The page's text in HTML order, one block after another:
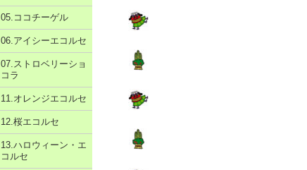
05.ココチーゲル
06.アイシーエコルセ
07.ストロベリーショ
コラ
11.オレンジエコルセ
12.桜エコルセ
13.ハロウィーン・エ
コルセ